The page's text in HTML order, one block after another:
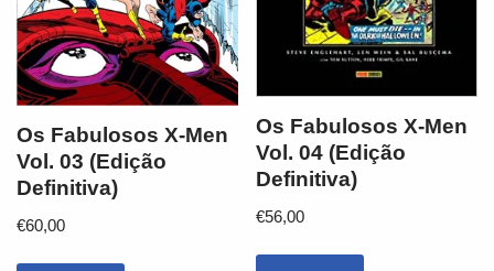
Os Fabulosos X-Men
Vol. 03 (Edição
Definitiva)
€60,00
Os Fabulosos X-Men
Vol. 04 (Edição
Definitiva)
€56,00